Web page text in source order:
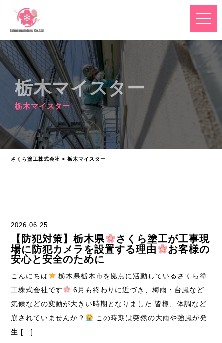
栃木マイスター
栃木マイスター
さくら塗工株式会社 >栃木マイスター
2026.06.25
【防犯対策】栃木県
さくら塗工が工事現
場に防犯カメラを設置する理由
お客様の
安心と安全のために
こんにちは
栃木県栃木市を拠点に活動しているさくら塗
工株式会社です
6月も終わりに近づき、梅雨・台風など
気候などの変動が大きい時期となりました 皆様、体調など
崩されていませんか？
この時期は突然の大雨や強風が発
生 […]